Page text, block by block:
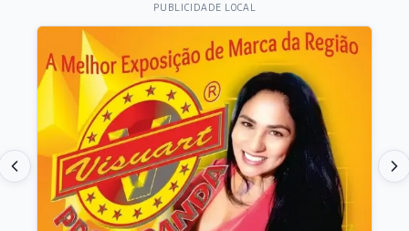
PUBLICIDADE LOCAL